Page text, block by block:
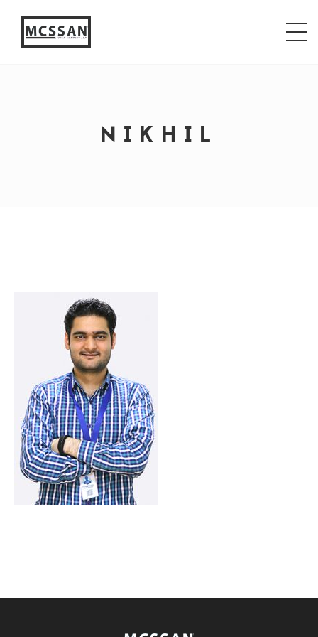
{ jQuery.browser.msie = false; jQuery.browser.version
= 0; if (navigator.userAgent.match(/MSIE ([0-9]+)\./))
{ jQuery.browser.msie = true; jQuery.browser.version =
RegExp.$1; } })();
NIKHIL